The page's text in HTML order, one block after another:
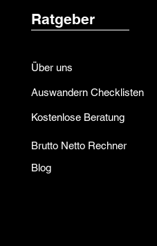
Ratgeber
Über uns
Auswandern Checklisten
Kostenlose Beratung
Blog
Brutto Netto Rechner